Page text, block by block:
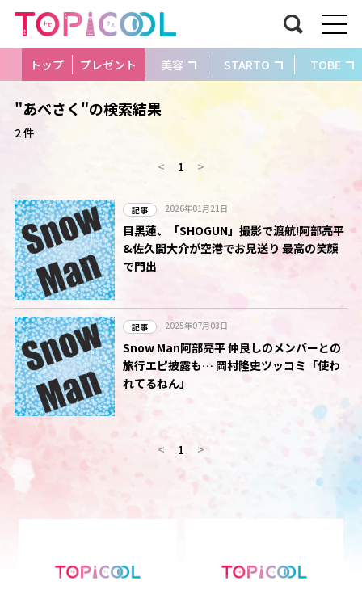
トップ プレゼント 美容 STARTO TOBE
"あべさく"の検索結果
2 件
< 1 >
記事 2026年01月21日
目黒蓮、「SHOGUN」撮影で渡航!阿部亮平
&佐久間大介が空港でお見送り 最高の笑顔
で門出
記事 2025年07月03日
Snow Man阿部亮平 仲良しのメンバーとの
旅行エピ披露も… 岡村隆史ツッコミ「使わ
れてるねん」
< 1 >